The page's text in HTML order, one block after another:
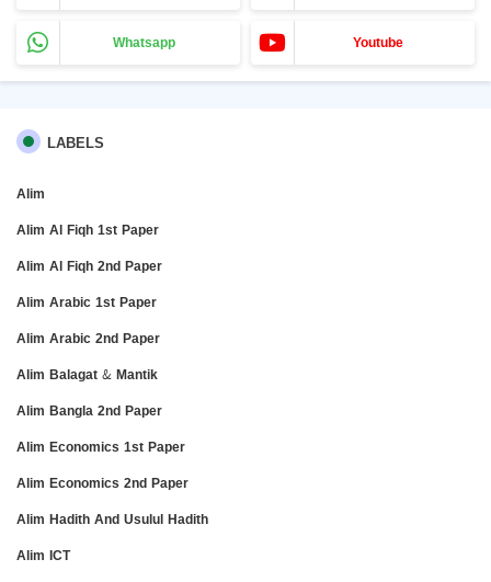
Whatsapp Youtube
LABELS
Alim
Alim Al Fiqh 1st Paper
Alim Al Fiqh 2nd Paper
Alim Arabic 1st Paper
Alim Arabic 2nd Paper
Alim Balagat & Mantik
Alim Bangla 2nd Paper
Alim Economics 1st Paper
Alim Economics 2nd Paper
Alim Hadith And Usulul Hadith
Alim ICT